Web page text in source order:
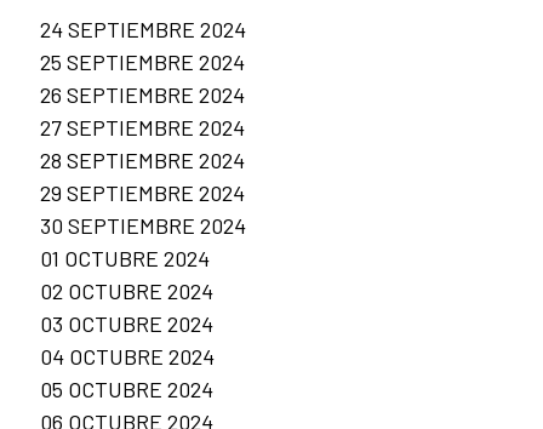
24 SEPTIEMBRE 2024
25 SEPTIEMBRE 2024
26 SEPTIEMBRE 2024
27 SEPTIEMBRE 2024
28 SEPTIEMBRE 2024
29 SEPTIEMBRE 2024
30 SEPTIEMBRE 2024
01 OCTUBRE 2024
02 OCTUBRE 2024
03 OCTUBRE 2024
04 OCTUBRE 2024
05 OCTUBRE 2024
06 OCTUBRE 2024